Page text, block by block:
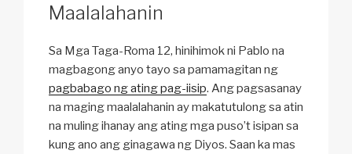
Maalalahanin
Sa Mga Taga-Roma 12, hinihimok ni Pablo na
magbagong anyo tayo sa pamamagitan ng
pagbabago ng ating pag-iisip. Ang pagsasanay
na maging maalalahanin ay makatutulong sa atin
na muling ihanay ang ating mga puso’t isipan sa
kung ano ang ginagawa ng Diyos. Saan ka mas